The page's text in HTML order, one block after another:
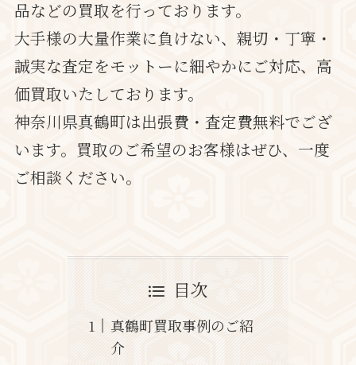
品などの買取を行っております。
大手様の大量作業に負けない、親切・丁寧・
誠実な査定をモットーに細やかにご対応、高
価買取いたしております。
神奈川県真鶴町は出張費・査定費無料でござ
います。買取のご希望のお客様はぜひ、一度
ご相談ください。
目次
真鶴町買取事例のご紹
介